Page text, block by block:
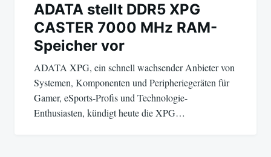
ADATA stellt DDR5 XPG
CASTER 7000 MHz RAM-
Speicher vor
ADATA XPG, ein schnell wachsender Anbieter von
Systemen, Komponenten und Peripheriegeräten für
Gamer, eSports-Profis und Technologie-
Enthusiasten, kündigt heute die XPG…